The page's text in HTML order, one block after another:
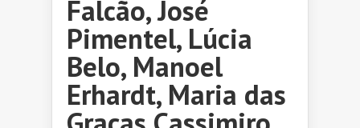
Falcão, José
Pimentel, Lúcia
Belo, Manoel
Erhardt, Maria das